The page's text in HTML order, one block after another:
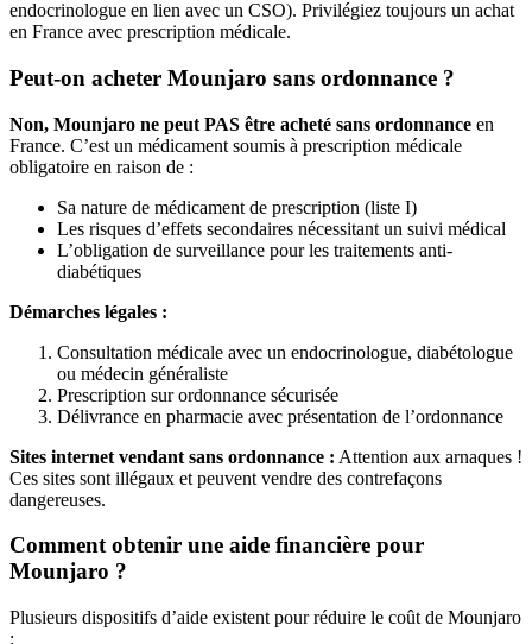
endocrinologue en lien avec un CSO). Privilégiez toujours un achat
en France avec prescription médicale.
Peut-on acheter Mounjaro sans ordonnance ?
Non, Mounjaro ne peut PAS être acheté sans ordonnance en
France. C’est un médicament soumis à prescription médicale
obligatoire en raison de :
Sa nature de médicament de prescription (liste I)
Les risques d’effets secondaires nécessitant un suivi médical
L’obligation de surveillance pour les traitements anti-
diabétiques
Démarches légales :
Consultation médicale avec un endocrinologue, diabétologue
ou médecin généraliste
Prescription sur ordonnance sécurisée
Délivrance en pharmacie avec présentation de l’ordonnance
Sites internet vendant sans ordonnance : Attention aux arnaques !
Ces sites sont illégaux et peuvent vendre des contrefaçons
dangereuses.
Comment obtenir une aide financière pour
Mounjaro ?
Plusieurs dispositifs d’aide existent pour réduire le coût de Mounjaro
: